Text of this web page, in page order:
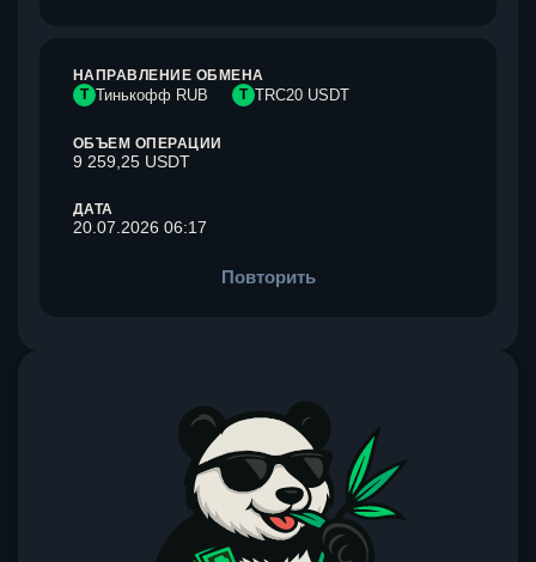
НАПРАВЛЕНИЕ ОБМЕНА
Т Тинькофф RUB T TRC20 USDT
ОБЪЕМ ОПЕРАЦИИ
9 259,25 USDT
ДАТА
20.07.2026 06:17
Повторить